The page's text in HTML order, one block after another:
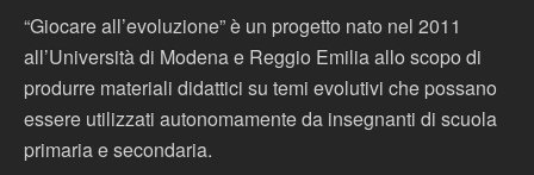
“Giocare all’evoluzione” è un progetto nato nel 2011
all’Università di Modena e Reggio Emilia allo scopo di
produrre materiali didattici su temi evolutivi che possano
essere utilizzati autonomamente da insegnanti di scuola
primaria e secondaria.